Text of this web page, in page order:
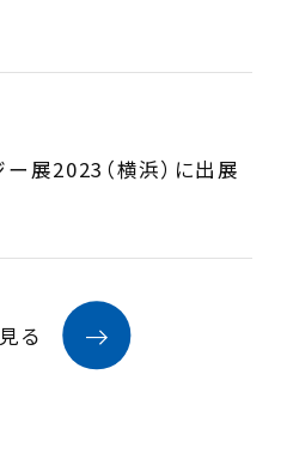
展2023（横浜）に出展
る